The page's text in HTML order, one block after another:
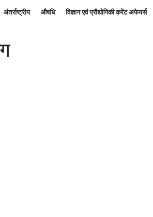
अंतर्राष्ट्रीय औषधि विज्ञान एवं प्रौद्योगिकी करेंट अफेयर्स